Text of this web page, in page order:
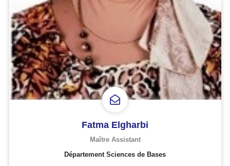
Fatma Elgharbi
Maître Assistant
Département Sciences de Bases